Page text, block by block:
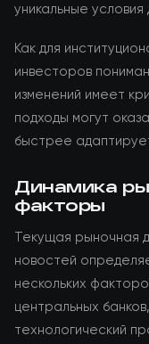
уникальные
Как для
инвесторов
изменений имеет
подходы могут
быстрее
Динамика
факторы
Текущая рыночная
новостей
нескольких
центральных
технологический